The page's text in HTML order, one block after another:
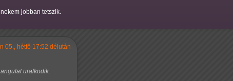
jobban tetszik.
05., hétfő 17:52 délután
uralkodik.